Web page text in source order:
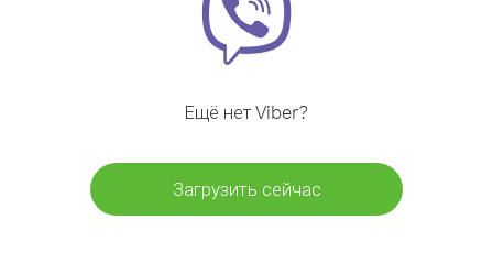
Ещё нет Viber?
Загрузить сейчас